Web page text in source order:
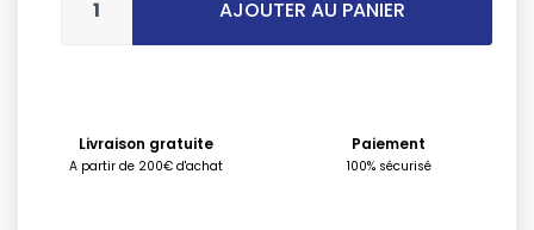
AJOUTER AU PANIER
Livraison gratuite
A partir de 200€ d'achat
Paiement
100% sécurisé